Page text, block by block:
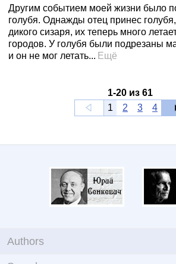
Другим событием моей жизни было
голубя. Однажды отец принес
дикого сизаря, их теперь много
городов. У голубя были подрезаны
и он не мог летать... Ещё
1-20 из 61
1
2 3 4
Authors